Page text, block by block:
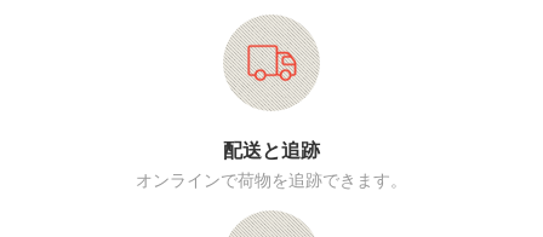
配送と追跡
オンラインで荷物を追跡できます。